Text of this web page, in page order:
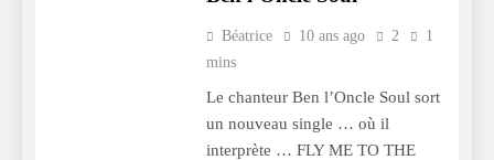
Béatrice 10 ans ago 2
1
mins
Le chanteur Ben l’Oncle Soul sort
un nouveau single … où il
interprète … FLY ME TO THE